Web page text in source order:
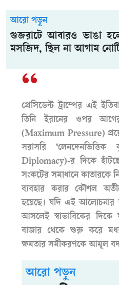
আরো পড়ুন
গুজরাটে আবারও ভাঙা
মসজিদ, ছিল না আগাম
প্রেসিডেন্ট ট্রাম্পের এই
তিনি ইরানের ওপর আগের
(Maximum Pressure)
সরাসরি
Diplomacy)-র দিকে
সংকটের সমাধানে কাতারকে
ব্যবহার করার কৌশল
হয়েছে। যদি এই আলোচনার
আসলেই স্বাভাবিকের দিকে
বাজার থেকে শুরু করে
ক্ষমতার সমীকরণকে আমূল
আরো পড়ুন